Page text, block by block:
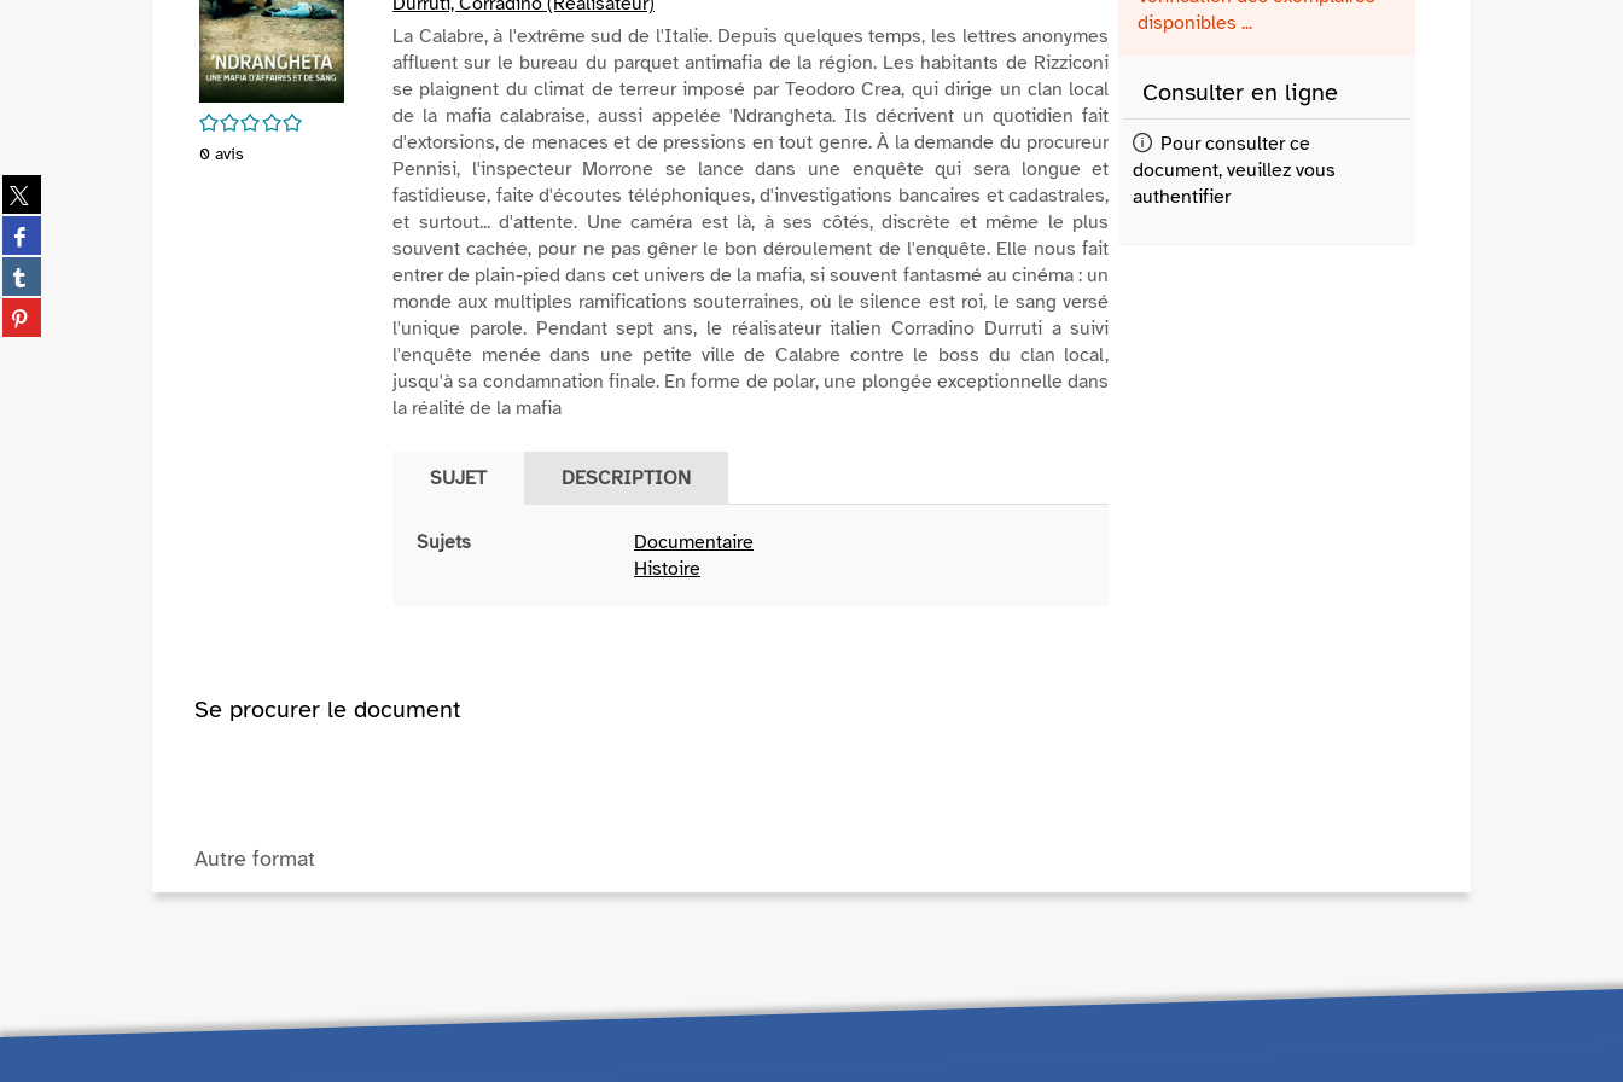
Partager
sur
twitter
(Nouvelle
fenêtre)
Partager
sur
facebook
(Nouvelle
fenêtre)
Partager
sur
tumblr
Partager
sur
/5
0 avis
La Calabre, à l'extrême sud de l'Italie. Depuis quelques temps, les lettres anonymes
affluent sur le bureau du parquet antimafia de la région. Les habitants de Rizziconi
se plaignent du climat de terreur imposé par Teodoro Crea, qui dirige un clan local
de la mafia calabraise, aussi appelée 'Ndrangheta. Ils décrivent un quotidien fait
d'extorsions, de menaces et de pressions en tout genre. À la demande du procureur
Pennisi, l'inspecteur Morrone se lance dans une enquête qui sera longue et
fastidieuse, faite d'écoutes téléphoniques, d'investigations bancaires et cadastrales,
et surtout... d'attente. Une caméra est là, à ses côtés, discrète et même le plus
souvent cachée, pour ne pas gêner le bon déroulement de l'enquête. Elle nous fait
entrer de plain-pied dans cet univers de la mafia, si souvent fantasmé au cinéma : un
monde aux multiples ramifications souterraines, où le silence est roi, le sang versé
l'unique parole. Pendant sept ans, le réalisateur italien Corradino Durruti a suivi
l'enquête menée dans une petite ville de Calabre contre le boss du clan local,
jusqu'à sa condamnation finale. En forme de polar, une plongée exceptionnelle dans
la réalité de la mafia
SUJET DESCRIPTION
Sujets
Documentaire
Histoire
disponibles ...
Consulter en ligne
Pour consulter ce
document, veuillez vous
authentifier
Se procurer le document
Autre format